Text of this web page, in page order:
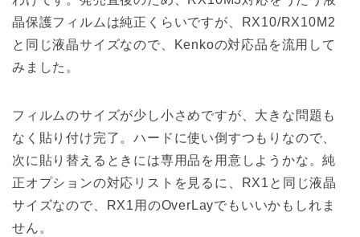
晶保護フィルムは純正くらいですが、RX10/RX10M2
と同じ液晶サイズなので、Kenkoの対応品を流用して
みました。
フィルムのサイズが少し小さめですが、大きな問題も
なく貼り付け完了。ハードに使い倒すつもりなので、
次に貼り替えるときには専用品を用意しようかな。純
正オプションの対応リストを見るに、RX1と同じ液晶
サイズなので、RX1用のOverLayでもいいかもしれま
せん。